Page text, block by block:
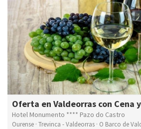
Oferta en Valdeorras con Cena
Hotel Monumento **** Pazo do Castro
Ourense · Trevinca - Valdeorras · O Barco de